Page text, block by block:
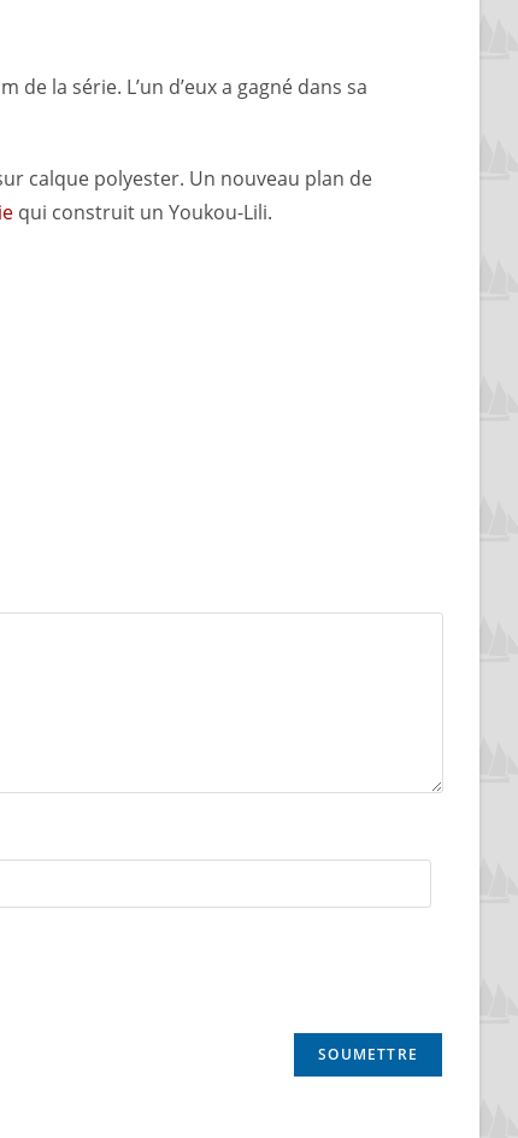
la série. L’un d’eux a gagné dans sa
calque polyester. Un nouveau plan de
qui construit un Youkou-Lili.